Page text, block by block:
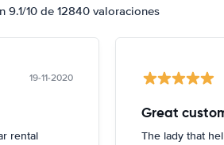
9.1/10 de 12840 valoraciones
19-11-2020
rental
Great
The lady that